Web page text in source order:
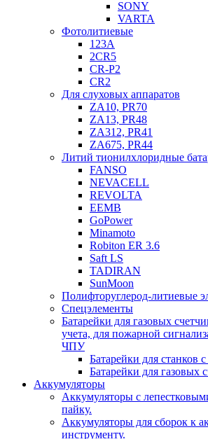
SONY
VARTA
Фотолитиевые
123A
2CR5
CR-P2
CR2
Для слуховых аппаратов
ZA10, PR70
ZA13, PR48
ZA312, PR41
ZA675, PR44
Литий тионилхлоридные
FANSO
NEVACELL
REVOLTA
EEMB
GoPower
Minamoto
Robiton ER 3.6
Saft LS
TADIRAN
SunMoon
Полифторуглерод-литиевые
Спецэлементы
Батарейки для газовых
учета, для пожарной
ЧПУ
Батарейки для станков
Батарейки для газовых
Аккумуляторы
Аккумуляторы с
пайку.
Аккумуляторы для сборок к
инструменту.